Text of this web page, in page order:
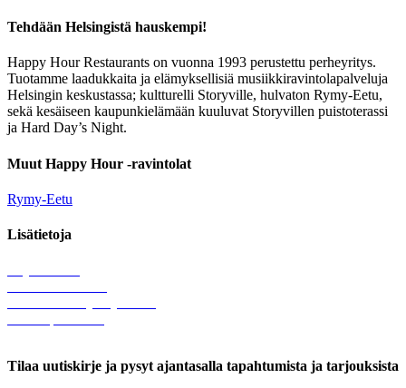
Tehdään Helsingistä hauskempi!
Happy Hour Restaurants on vuonna 1993 perustettu perheyritys.
Tuotamme laadukkaita ja elämyksellisiä musiikkiravintolapalveluja
Helsingin keskustassa; kultturelli Storyville, hulvaton Rymy-Eetu,
sekä kesäiseen kaupunkielämään kuuluvat Storyvillen puistoterassi
ja Hard Day’s Night.
Muut Happy Hour -ravintolat
Rymy-Eetu
Lisätietoja
Tilaa uutiskirje ja pysyt ajantasalla tapahtumista ja tarjouksista